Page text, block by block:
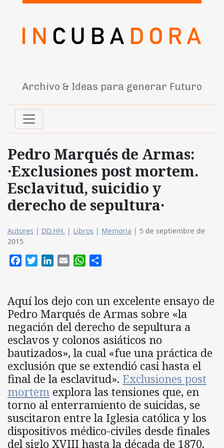
Archivo & Ideas para generar Futuro
Pedro Marqués de Armas:
·Exclusiones post mortem.
Esclavitud, suicidio y
derecho de sepultura·
Autores | DD.HH. | Libros | Memoria | 5 de septiembre de
2015
FacebookTwitterLinkedIn
Email WhatsApp
Aquí los dejo con un excelente ensayo de
Pedro Marqués de Armas sobre «la
negación del derecho de sepultura a
esclavos y colonos asiáticos no
bautizados», la cual «fue una práctica de
exclusión que se extendió casi hasta el
final de la esclavitud». Exclusiones post
mortem explora las tensiones que, en
torno al enterramiento de suicidas, se
suscitaron entre la Iglesia católica y los
dispositivos médico-civiles desde finales
del siglo XVIII hasta la década de 1870.